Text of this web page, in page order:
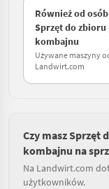
Również od
Sprzęt do
kombajnu
Używane maszyny
Landwirt.com
Czy masz Sprzęt
kombajnu na
Na Landwirt.com
użytkowników.